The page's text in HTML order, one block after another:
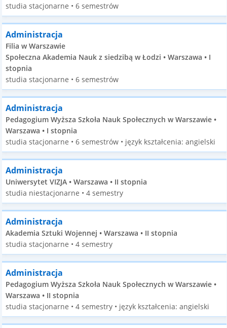
studia stacjonarne • 6 semestrów
Administracja
Filia w Warszawie
Społeczna Akademia Nauk z siedzibą w Łodzi • Warszawa • I
stopnia
studia stacjonarne • 6 semestrów
Administracja
Pedagogium Wyższa Szkoła Nauk Społecznych w Warszawie •
Warszawa • I stopnia
studia stacjonarne • 6 semestrów • język kształcenia: angielski
Administracja
Uniwersytet VIZJA • Warszawa • II stopnia
studia niestacjonarne • 4 semestry
Administracja
Akademia Sztuki Wojennej • Warszawa • II stopnia
studia stacjonarne • 4 semestry
Administracja
Pedagogium Wyższa Szkoła Nauk Społecznych w Warszawie •
Warszawa • II stopnia
studia stacjonarne • 4 semestry • język kształcenia: angielski